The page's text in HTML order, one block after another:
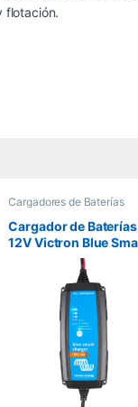
flotación.
Cargadores de Baterías
Cargador de
12V Victron Blue